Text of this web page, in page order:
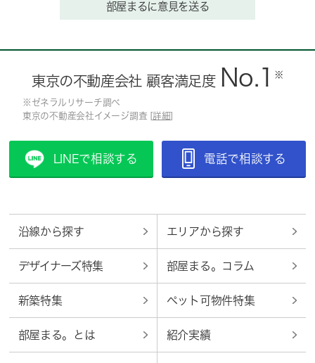
部屋まるに意見を送る
東京の不動産会社 顧客満足度 No.1 ※
※ゼネラルリサーチ調べ
東京の不動産会社イメージ調査 [ 詳細
LINEで相談する 電話で相談する
沿線から探す エリアから探す
デザイナーズ特集 部屋まる。コラム
新築特集 ペット可物件特集
部屋まる。とは 紹介実績